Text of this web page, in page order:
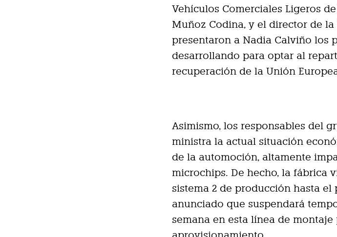
Vehículos Comerciales Ligeros
Muñoz Codina, y el director de
presentaron a Nadia Calviño los
desarrollando para optar al
recuperación de la Unión
Asimismo, los responsables del
ministra la actual situación
de la automoción, altamente
microchips. De hecho, la fábrica
sistema 2 de producción hasta
anunciado que suspendará
semana en esta línea de